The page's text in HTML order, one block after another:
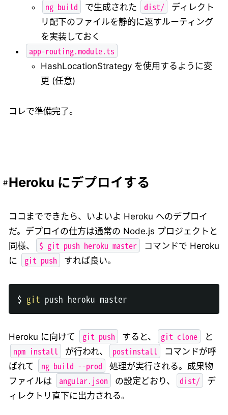
ng build
で生成された dist/
ディレクト
リ配下のファイルを静的に返すルーティング
を実装しておく
app-routing.module.ts
HashLocationStrategy を使用するように変
更 (任意)
コレで準備完了。
Heroku にデプロイする
ココまでできたら、いよいよ Heroku へのデプロイ
だ。デプロイの仕方は通常の Node.js プロジェクトと
同様、
$ git push heroku master
コマンドで Heroku
に
git push すれば良い。
$ git
Heroku に向けて git push すると、 git clone と
npm install が行われ、 postinstall
コマンドが呼
ばれて
ng build --prod
処理が実行される。成果物
ファイルは
angular.json の設定どおり、 dist/
デ
ィレクトリ直下に出力される。